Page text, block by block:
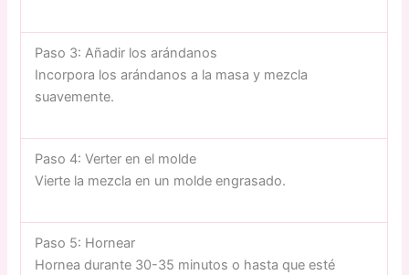
Paso 3: Añadir los arándanos
Incorpora los arándanos a la masa y mezcla
suavemente.
Paso 4: Verter en el molde
Vierte la mezcla en un molde engrasado.
Paso 5: Hornear
Hornea durante 30-35 minutos o hasta que esté